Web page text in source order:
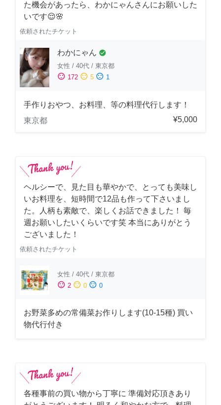
た機会があったら、わかにゃんさんにお願いした
いです😌🌸
依頼されたチケット
わかにゃん check_circle
女性 / 40代 / 東京都
sentiment_satisfied 172 sentiment_neutral 5 sentiment_dissatisfied 1
手作りおやつ、お料理、等の料理代行します！
東京都
¥5,000
ヘルシーで、見た目も華やかで、とっても美味し
いお料理を、短時間で12品も作って下さいまし
た。人柄も素敵で、楽しくお話できました！ 毎
週お願いしたいくらいです笑 本当にありがとう
ございました！
依頼されたチケット
女性 / 40代 / 東京都
sentiment_satisfied 2 sentiment_neutral 0 sentiment_dissatisfied 0
お野菜多めの常備菜お作りします(10-15種) 買い
物代行付き
各種事前の買い物から丁寧に 準備対応頂きあり